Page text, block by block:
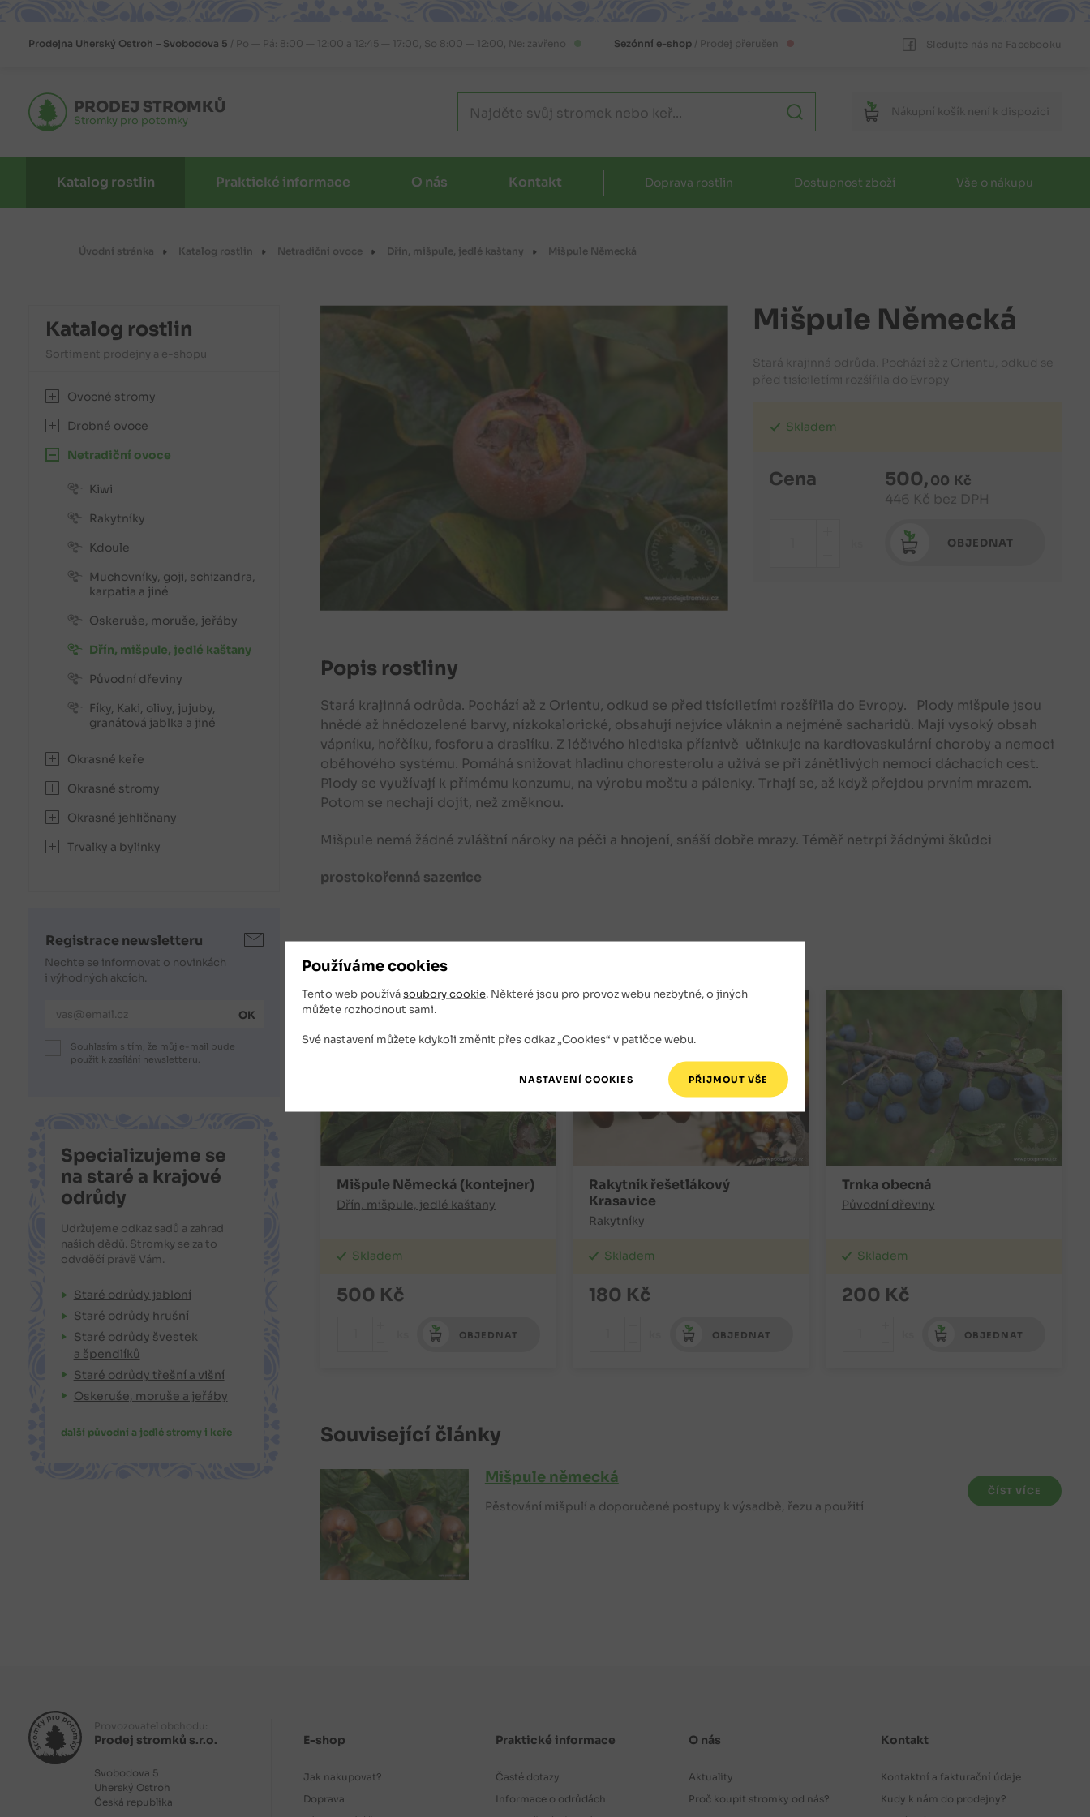
Používáme cookies
Tento web používásoubory cookie. Některé jsou pro provoz webu nezbytné, o jiných
můžete rozhodnout sami.
Své nastavení můžete kdykoli změnit přes odkaz „Cookies“ v patičce webu.
Prodejna Uherský Ostroh – Svobodova 5 Po — Pá: 8:00 — 12:00 a 12:45 — 17:00, So 8:00 — 12:00, Ne: zavřeno Sezónní e-shop/ Prodej přerušen Sledujte nás na Facebooku
PRODEJ STROMKŮ
Stromky pro potomky
Nákupní košík není k dispozici
Katalog rostlin Praktické informace O nás Kontakt Doprava rostlin Dostupnost zboží Vše o nákupu
Úvodní stránka Katalog rostlin Netradiční ovoce Dřín, mišpule, jedlé kaštany Mišpule Německá
Mišpule Německá
Stará krajinná odrůda. Pochází až z Orientu, odkud se
před tisíciletími rozšířila do Evropy
Skladem
Cena 500,00 Kč
446 Kč bez DPH
OBJEDNAT
Popis rostliny
Stará krajinná odrůda. Pochází až z Orientu, odkud se před tisíciletími rozšířila do Evropy. Plody mišpule jsou
hnědé až hnědozelené barvy, nízkokalorické, obsahují nejvíce vláknin a nejméně sacharidů. Mají vysoký obsah
vápníku, hořčíku, fosforu a draslíku. Z léčivého hlediska příznivě učinkuje na kardiovaskulární choroby a nemoci
oběhového systému. Pomáhá snižovat hladinu choresterolu a užívá se při zánětlivých nemocí dáchacích cest.
Plody se využívají k přímému konzumu, na výrobu moštu a pálenky. Trhají se, až když přejdou prvním mrazem.
Potom se nechají dojít, než změknou.
Mišpule nemá žádné zvláštní nároky na péči a hnojení, snáší dobře mrazy. Téměř netrpí žádnými škůdci
prostokořenná sazenice
Související zboží
Mišpule Německá (kontejner)
Dřín, mišpule, jedlé kaštany
Skladem
500 Kč
OBJEDNAT
Rakytník řešetlákový
Krasavice
Rakytníky
Skladem
180 Kč
OBJEDNAT
Trnka obecná
Původní dřeviny
Skladem
200 Kč
OBJEDNAT
Související články
Mišpule německá
Pěstování mišpulí a doporučené postupy k výsadbě, řezu a použití
ČÍST VÍCE
Katalog rostlin
Sortiment prodejny a e-shopu
Ovocné stromy
Drobné ovoce
Netradiční ovoce
Kiwi
Rakytníky
Kdoule
Muchovníky, goji, schizandra,
karpatia a jiné
Oskeruše, moruše, jeřáby
Dřín, mišpule, jedlé kaštany
Původní dřeviny
Fíky, Kaki, olivy, jujuby,
granátová jablka a jiné
Okrasné keře
Okrasné stromy
Okrasné jehličnany
Trvalky a bylinky
Registrace newsletteru
Nechte se informovat o novinkách
i výhodných akcích.
E-mailová adresa
Souhlasím s tím, že můj e-mail bude
použit k zasílání newsletteru.
Specializujeme se
na staré a krajové
odrůdy
Udržujeme odkaz sadů a zahrad
našich dědů. Stromky se za to
odvděčí právě Vám.
Staré odrůdy jabloní
Staré odrůdy hrušní
Staré odrůdy švestek
a špendlíků
Staré odrůdy třešní a višní
Oskeruše, moruše a jeřáby
další původní a jedlé stromy i keře
Provozovatel obchodu:
Prodej stromků s.r.o.
Svobodova 5
Uherský Ostroh
Česká republika
E-shop
Jak nakupovat?
Doprava
Praktické informace
Časté dotazy
Informace o odrůdách
O nás
Aktuality
Proč koupit stromky od nás?
Kontakt
Kontaktní a fakturační údaje
Kudy k nám do prodejny?